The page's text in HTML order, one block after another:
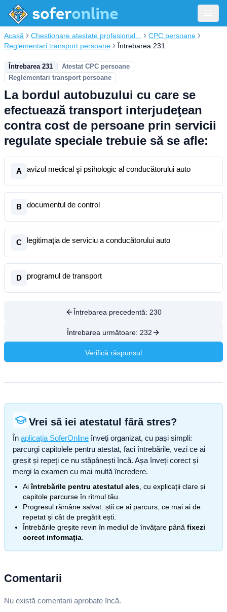
Acasă Chestionare atestate profesional...
CPC persoane
Reglementari transport persoane
Întrebarea 231
Întrebarea 231
Atestat CPC persoane
Reglementari transport persoane
La bordul autobuzului cu care se
efectuează transport interjudeţean
contra cost de persoane prin servicii
regulate speciale trebuie să se afle:
A avizul medical şi psihologic al conducătorului auto
B documentul de control
C legitimaţia de serviciu a conducătorului auto
D programul de transport
Întrebarea precedentă: 230
Întrebarea următoare: 232
Verifică răspunsul
Vrei să iei atestatul fără stres?
În aplicația SoferOnline înveți organizat, cu pași simpli:
parcurgi capitolele pentru atestat, faci întrebările, vezi ce ai
greșit și repeți ce nu stăpânești încă. Așa înveți corect și
mergi la examen cu mai multă încredere.
Aiîntrebările pentru atestatul ales , cu explicații clare și
capitole parcurse în ritmul tău.
Progresul rămâne salvat: știi ce ai parcurs, ce mai ai de
repetat și cât de pregătit ești.
Întrebările greșite revin în mediul de învățare până fixezi
corect informația
Comentarii
Nu există comentarii aprobate încă.